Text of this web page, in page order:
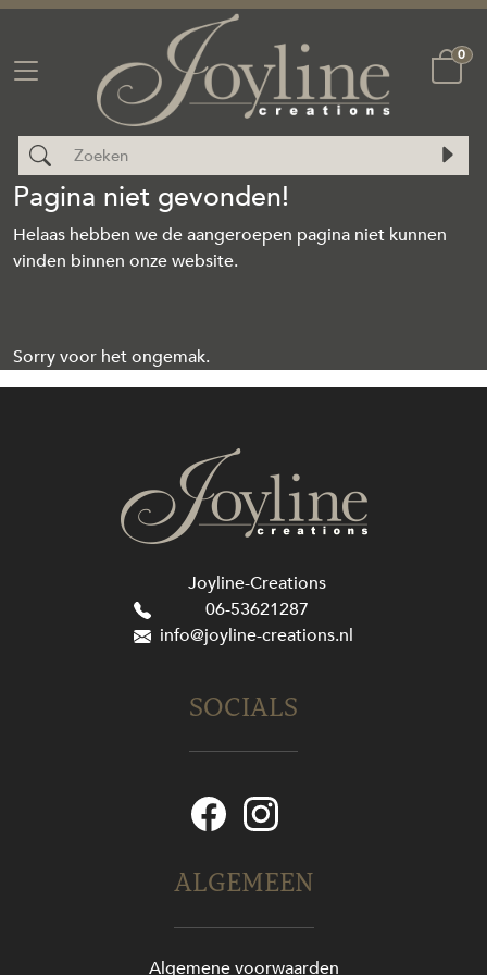
0
Pagina niet gevonden!
Helaas hebben we de aangeroepen pagina niet kunnen
vinden binnen onze website.
Sorry voor het ongemak.
Joyline-Creations
06-53621287
info@joyline-creations.nl
ALGEMEEN
Algemene voorwaarden
SOCIALS